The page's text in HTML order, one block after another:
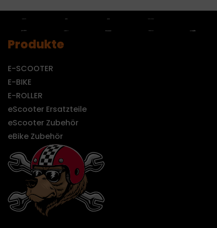
Produkte
E-SCOOTER
E-BIKE
E-ROLLER
eScooter Ersatzteile
eScooter Zubehör
eBike Zubehör